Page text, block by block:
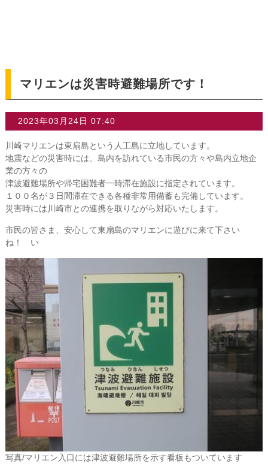
マリエンは災害時避難場所です！
2023年03月24日 07:40
川崎マリエンは東扇島という人工島に立地しています。
地震などの災害時には、島内を訪れている市民の方々や島内立地企
業の方々の
津波避難場所や帰宅困難者一時滞在施設に指定されています。
１００名が３日間滞在できる各種非常用備蓄も完備しています。
災害時には川崎市との連携を取りながら対応いたします。
市民の皆さま、安心して東扇島のマリエンに遊びに来て下さい
ね！ い
写真/マリエン入口には津波避難場所を示す看板もついています